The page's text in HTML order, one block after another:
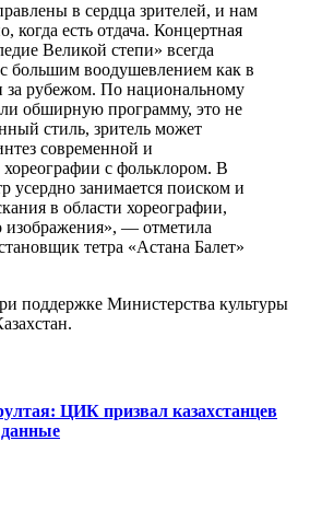
в сердца зрителей, и нам
когда есть отдача. Концертная
Великой степи» всегда
большим воодушевлением как в
за рубежом. По национальному
обширную программу, это не
стиль, зритель может
современной и
хореографии с фольклором. В
усердно занимается поиском и
в области хореографии,
изображения», — отметила
тетра «Астана Балет»
поддержке Министерства культуры
ЦИК призвал казахстанцев
данные